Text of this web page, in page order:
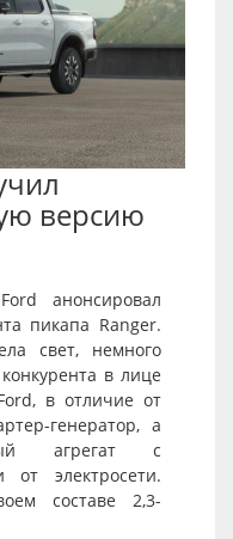
версию
анонсировал
пикапа Ranger.
свет, немного
в лице
в отличие от
генератор, а
агрегат с
от электросети.
составе 2,3-